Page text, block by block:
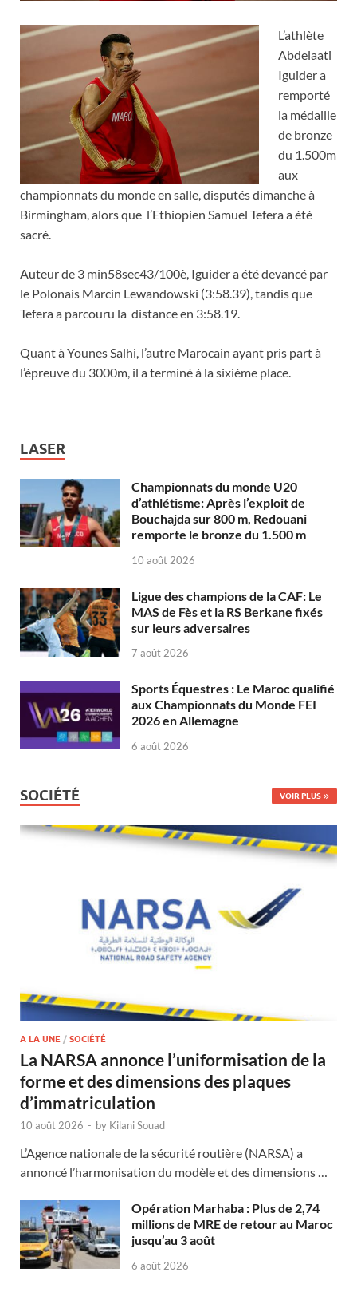
L’athlète
Abdelaati
Iguider a
remporté
la médaille
de bronze
du 1.500m
aux
championnats du monde en salle, disputés dimanche à
Birmingham, alors que l’Ethiopien Samuel Tefera a été
sacré.
Auteur de 3 min58sec43/100è, Iguider a été devancé par
le Polonais Marcin Lewandowski (3:58.39), tandis que
Tefera a parcouru la distance en 3:58.19.
Quant à Younes Salhi, l’autre Marocain ayant pris part à
l’épreuve du 3000m, il a terminé à la sixième place.
LASER
Championnats du monde U20
d’athlétisme: Après l’exploit de
Bouchajda sur 800 m, Redouani
remporte le bronze du 1.500 m
10 août 2026
Ligue des champions de la CAF: Le
MAS de Fès et la RS Berkane fixés
sur leurs adversaires
7 août 2026
Sports Équestres : Le Maroc qualifié
aux Championnats du Monde FEI
2026 en Allemagne
6 août 2026
SOCIÉTÉ VOIR PLUS
A LA UNE / SOCIÉTÉ
La NARSA annonce l’uniformisation de la
forme et des dimensions des plaques
d’immatriculation
10 août 2026 - by Kilani Souad
L’Agence nationale de la sécurité routière (NARSA) a
annoncé l’harmonisation du modèle et des dimensions …
Opération Marhaba : Plus de 2,74
millions de MRE de retour au Maroc
jusqu’au 3 août
6 août 2026